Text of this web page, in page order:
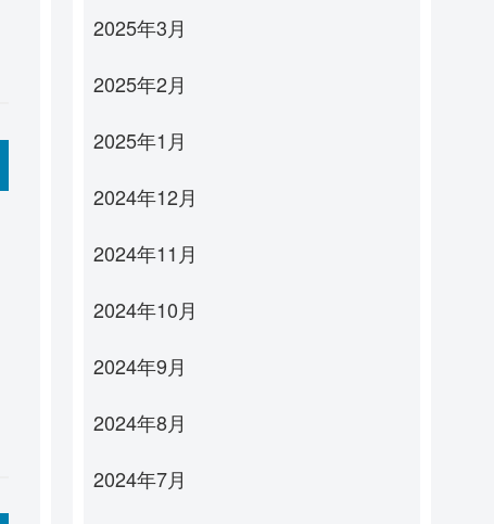
2025年3月
2025年2月
2025年1月
2024年12月
2024年11月
2024年10月
2024年9月
2024年8月
2024年7月